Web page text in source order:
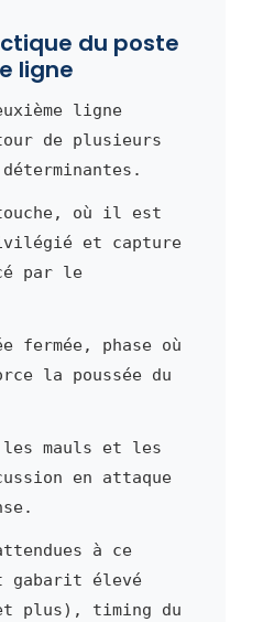
du poste
ligne
ligne
de plusieurs
où il est
et capture
par le
fermée, phase où
la poussée du
mauls et les
en attaque
à ce
gabarit élevé
plus), timing du